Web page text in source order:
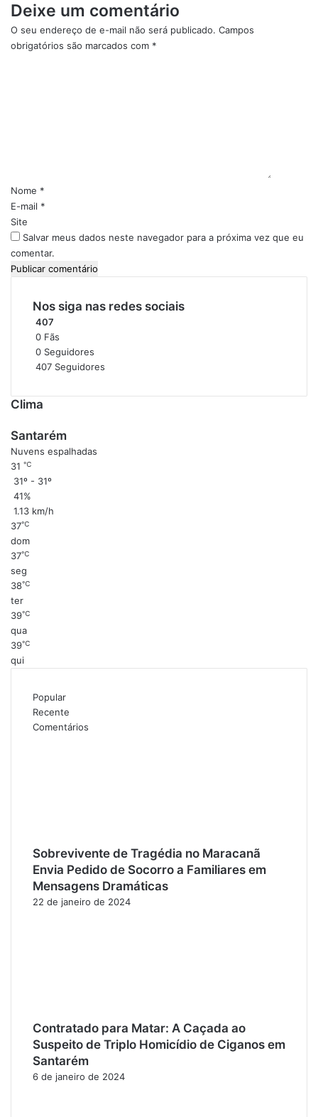
a
a
a
V
é
a
d
e
S
e
u
n
e
r
r
o
Deixe um comentário
O seu endereço de e-mail não será publicado. Campos
obrigatórios são marcados com *
i
o
*
Nome *
E-mail *
Site
Salvar meus dados neste navegador para a próxima vez que eu
comentar.
Nos siga nas redes sociais
407
0 Fãs
0 Seguidores
407 Seguidores
Clima
Santarém
Nuvens espalhadas
31 ℃
31º - 31º
41%
1.13 km/h
37℃
dom
37℃
seg
38℃
ter
39℃
qua
39℃
qui
Popular
Recente
Comentários
Sobrevivente de Tragédia no Maracanã
Envia Pedido de Socorro a Familiares em
Mensagens Dramáticas
22 de janeiro de 2024
Contratado para Matar: A Caçada ao
Suspeito de Triplo Homicídio de Ciganos em
Santarém
6 de janeiro de 2024